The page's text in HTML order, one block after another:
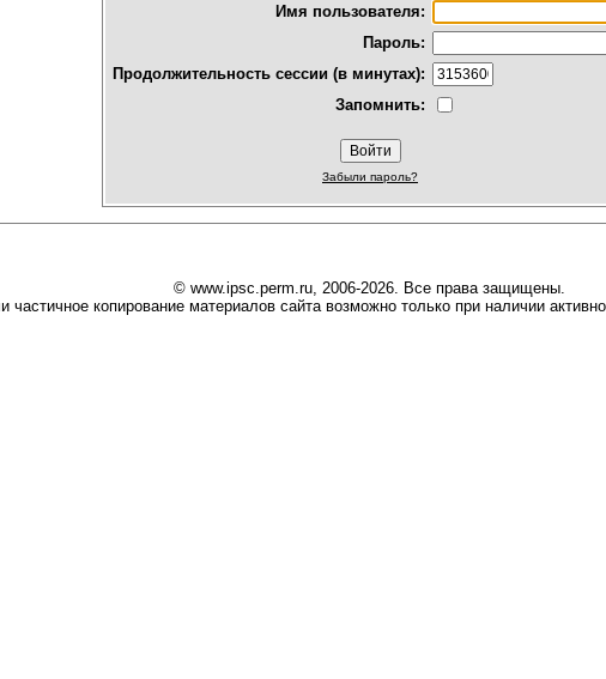
Имя пользователя:
Пароль:
Продолжительность сессии (в минутах):
Запомнить:
Забыли пароль?
© www.ipsc.perm.ru, 2006-2026. Все права защищены.
частичное копирование материалов сайта возможно только при наличии